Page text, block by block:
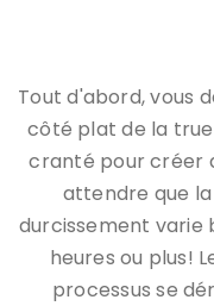
Tout d'abord, vous
côté plat de la
cranté pour créer
attendre que
durcissement varie
heures ou plus!
processus se